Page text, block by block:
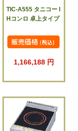
TIC-A555 タニコー I
Hコンロ 卓上タイプ
1,166,188 円